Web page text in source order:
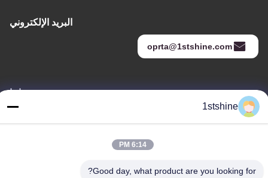
البريد الإلكتروني
oprta@1stshine.com
عنواننا
العنوان
Zhongshan ، مقاطعة Guangdong ، الصين
هاتف
1stshine
6:14 PM
Good day, what product are you looking for?